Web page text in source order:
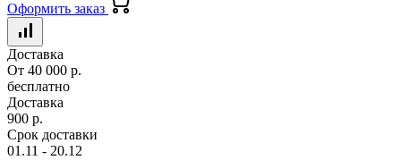
Оформить заказ
Доставка
От 40 000 р.
бесплатно
Доставка
900 р.
Срок доставки
01.11 - 20.12